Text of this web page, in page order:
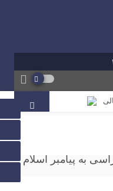
نغمه های عشق
مسیر امامت
را بپیماید.